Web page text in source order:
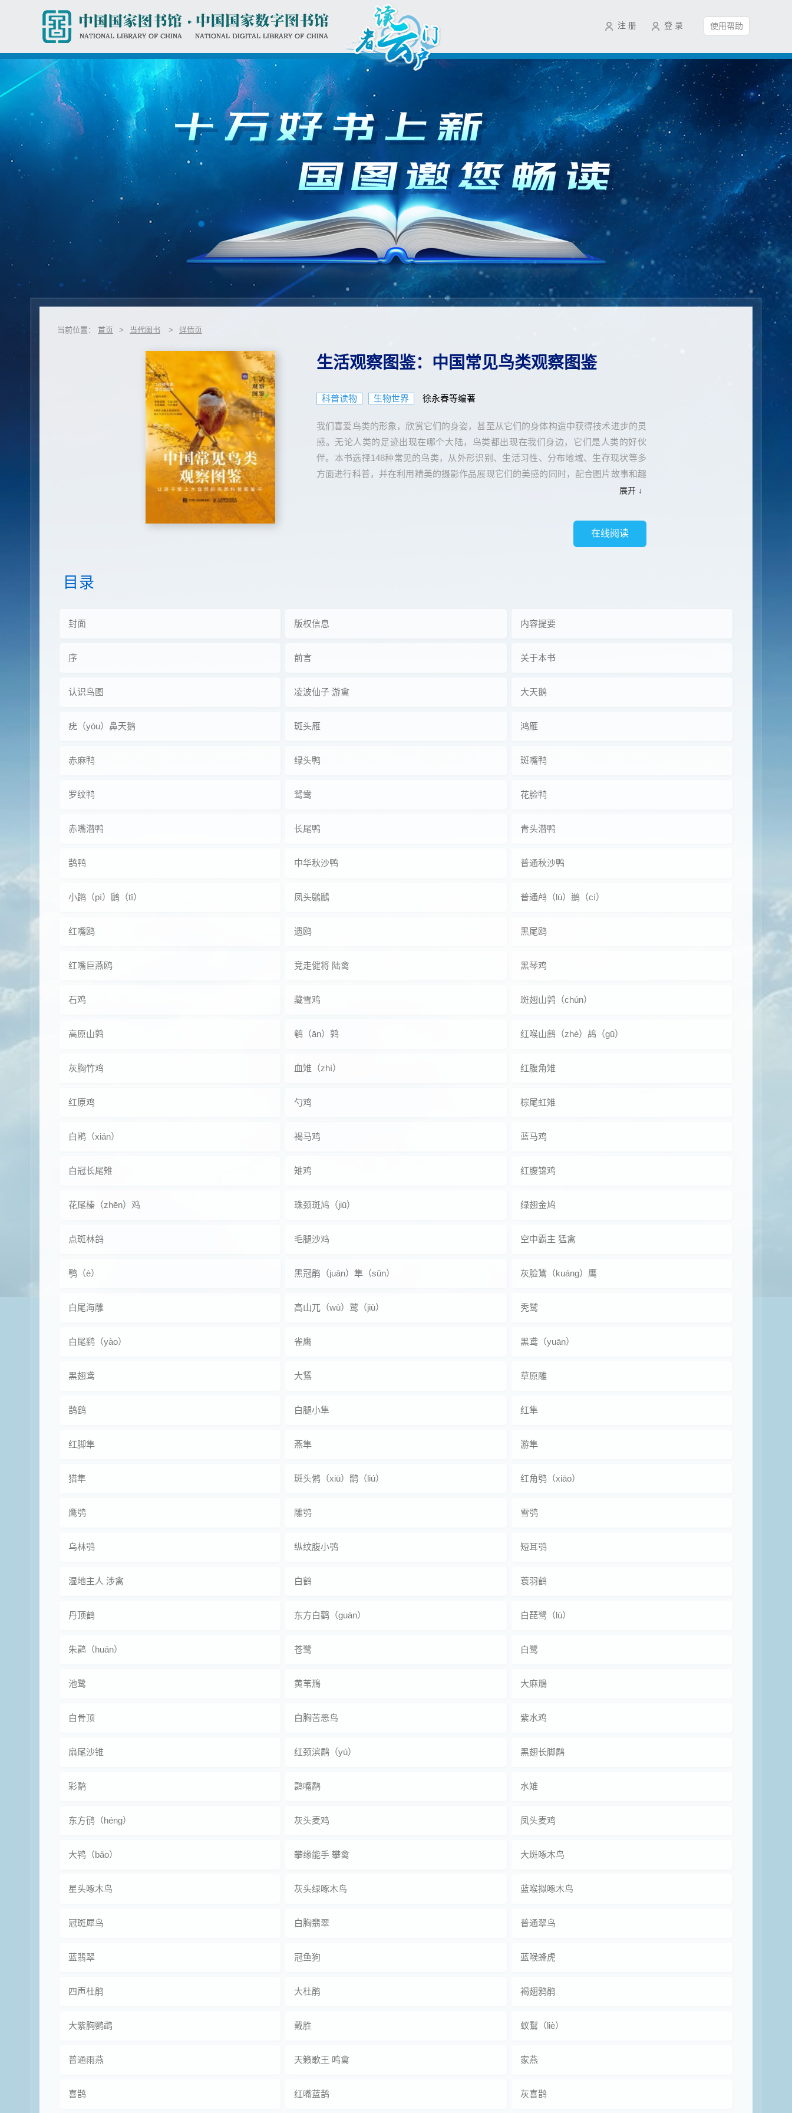
使用帮助
登 录
注 册
当前位置： 首页 > 当代图书 > 详情页
生活观察图鉴：中国常见鸟类观察图鉴
科普读物 生物世界 徐永春等编著
我们喜爱鸟类的形象，欣赏它们的身姿，甚至从它们的身体构造中获得技术进步的灵
感。无论人类的足迹出现在哪个大陆，鸟类都出现在我们身边，它们是人类的好伙
伴。本书选择148种常见的鸟类，从外形识别、生活习性、分布地域、生存现状等多
方面进行科普，并在利用精美的摄影作品展现它们的美感的同时，配合图片故事和趣
味科普让读者了解它们美丽背后的奥秘。通过阅读本书，读者可以在欣赏美丽的摄影
展开 ↓
在线阅读
目录
封面 版权信息 内容提要
序 前言 关于本书
认识鸟图 凌波仙子 游禽 大天鹅
疣（yóu）鼻天鹅 斑头雁 鸿雁
赤麻鸭 绿头鸭 斑嘴鸭
罗纹鸭 鸳鸯 花脸鸭
赤嘴潜鸭 长尾鸭 青头潜鸭
鹊鸭 中华秋沙鸭 普通秋沙鸭
小䴙（pì）䴘（tī） 凤头鸊鷉 普通鸬（lú）鹚（cí）
红嘴鸥 遗鸥 黑尾鸥
红嘴巨燕鸥 竞走健将 陆禽 黑琴鸡
石鸡 藏雪鸡 斑翅山鹑（chún）
高原山鹑 鹌（ān）鹑 红喉山鹧（zhè）鸪（gū）
灰胸竹鸡 血雉（zhì） 红腹角雉
红原鸡 勺鸡 棕尾虹雉
白鹇（xián） 褐马鸡 蓝马鸡
白冠长尾雉 雉鸡 红腹锦鸡
花尾榛（zhēn）鸡 珠颈斑鸠（jiū） 绿翅金鸠
点斑林鸽 毛腿沙鸡 空中霸主 猛禽
鹗（è） 黑冠鹃（juān）隼（sǔn） 灰脸鵟（kuáng）鹰
白尾海雕 高山兀（wù）鹫（jiù） 秃鹫
白尾鹞（yào） 雀鹰 黑鸢（yuān）
黑翅鸢 大鵟 草原雕
鹊鹞 白腿小隼 红隼
红脚隼 燕隼 游隼
猎隼 斑头鸺（xiū）鹠（liú） 红角鸮（xiāo）
鹰鸮 雕鸮 雪鸮
乌林鸮 纵纹腹小鸮 短耳鸮
湿地主人 涉禽 白鹤 蓑羽鹤
丹顶鹤 东方白鹳（guàn） 白琵鹭（lù）
朱鹮（huán） 苍鹭 白鹭
池鹭 黄苇鳽 大麻鳽
白骨顶 白胸苦恶鸟 紫水鸡
扇尾沙锥 红颈滨鹬（yù） 黑翅长脚鹬
彩鹬 鹮嘴鹬 水雉
东方鸻（héng） 灰头麦鸡 凤头麦鸡
大鸨（bǎo） 攀缘能手 攀禽 大斑啄木鸟
星头啄木鸟 灰头绿啄木鸟 蓝喉拟啄木鸟
冠斑犀鸟 白胸翡翠 普通翠鸟
蓝翡翠 冠鱼狗 蓝喉蜂虎
四声杜鹃 大杜鹃 褐翅鸦鹃
大紫胸鹦鹉 戴胜 蚁鴷（liè）
普通雨燕 天籁歌王 鸣禽 家燕
喜鹊 红嘴蓝鹊 灰喜鹊